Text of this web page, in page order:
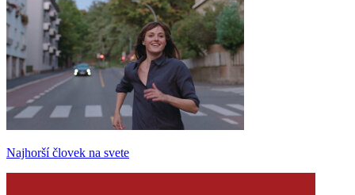
Najhorší človek na svete